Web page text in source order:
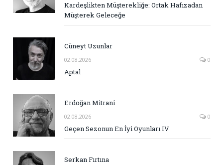
Kardeşlikten Müşterekliğe: Ortak Hafızadan
Müşterek Geleceğe
Cüneyt Uzunlar
02.08.2026 0
Aptal
Erdoğan Mitrani
02.08.2026 0
Geçen Sezonun En İyi Oyunları IV
Serkan Fırtına